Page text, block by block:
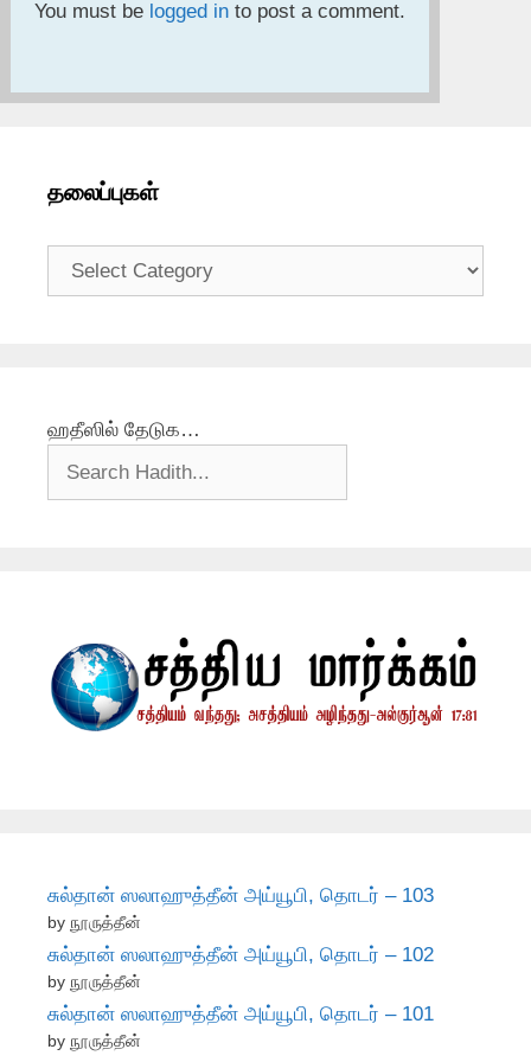
You must be logged in to post a comment.
தலைப்புகள்
தலைப்புகள்
ஹதீஸில் தேடுக…
சுல்தான் ஸலாஹுத்தீன் அய்யூபி, தொடர் – 103
by நூருத்தீன்
சுல்தான் ஸலாஹுத்தீன் அய்யூபி, தொடர் – 102
by நூருத்தீன்
சுல்தான் ஸலாஹுத்தீன் அய்யூபி, தொடர் – 101
by நூருத்தீன்